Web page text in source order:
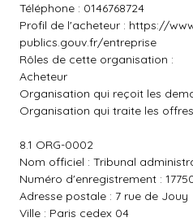
Téléphone : 0146768724
Profil de l'acheteur : https://
publics.gouv.fr/entreprise
Rôles de cette organisation :
Acheteur
Organisation qui reçoit les
Organisation qui traite les offres
8.1 ORG-0002
Nom officiel : Tribunal
Numéro d'enregistrement :
Adresse postale : 7 rue de Jouy
Ville : Paris cedex 04